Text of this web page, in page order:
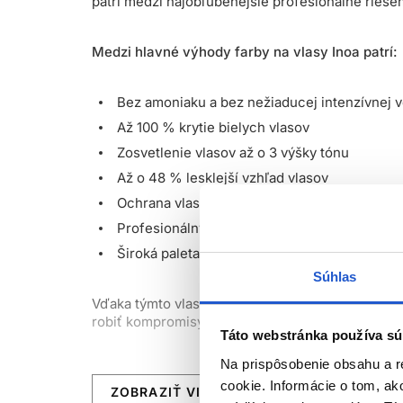
Súhlas
Táto webstránka používa
Na prispôsobenie obsahu a
cookie. Informácie o tom,
Medzi hlavné výhody farby na vlasy Inoa patrí:
Bez amoniaku a bez nežiaducej intenzívnej
Až 100 % krytie bielych vlasov
Zosvetlenie vlasov až o 3 výšky tónu
Až o 48 % lesklejší vzhľad vlasov
Ochrana vlasov pred vysušením až po dobu
Profesionálny výsledok s vysokým
Široká paleta odtieňov pre individuálne
Vďaka týmto vlastnostiam sú Inoa farby na
robiť kompromisy v krytí, intenzite farby ani lesku.
Táto farba na vlasy bez amoniaku je vyvinutá
žiarivý, rovnomerný a dlhotrvajúci výsledok.
ZOBRAZIŤ VIAC